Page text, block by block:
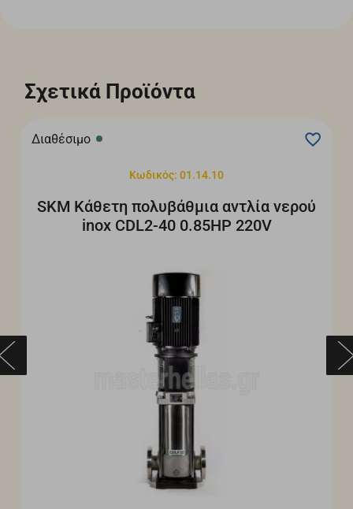
Σχετικά Προϊόντα
Διαθέσιμο
Κωδικός: 01.14.10
SKM Κάθετη πολυβάθμια αντλία νερού
inox CDL2-40 0.85HP 220V